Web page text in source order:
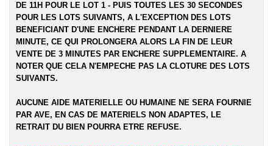
DE 11H POUR LE LOT 1 - PUIS TOUTES LES 30 SECONDES
POUR LES LOTS SUIVANTS, A L'EXCEPTION DES LOTS
BENEFICIANT D'UNE ENCHERE PENDANT LA DERNIERE
MINUTE, CE QUI PROLONGERA ALORS LA FIN DE LEUR
VENTE DE 3 MINUTES PAR ENCHERE SUPPLEMENTAIRE. A
NOTER QUE CELA N'EMPECHE PAS LA CLOTURE DES LOTS
SUIVANTS.
AUCUNE AIDE MATERIELLE OU HUMAINE NE SERA FOURNIE
PAR AVE, EN CAS DE MATERIELS NON ADAPTES, LE
RETRAIT DU BIEN POURRA ETRE REFUSE.